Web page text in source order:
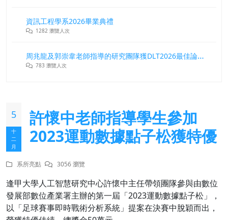
資訊工程學系2026畢業典禮
1282 瀏覽人次
周兆龍及郭崇韋老師指導的研究團隊獲DLT2026最佳論文獎
783 瀏覽人次
5
十
二
月
許懷中老師指導學生參加
2023運動數據點子松獲特優
系所亮點 3056 瀏覽
逢甲大學人工智慧研究中心許懷中主任帶領團隊參與由數位
發展部數位產業署主辦的第一屆「2023運動數據點子松」，
以「足球賽事即時戰術分析系統」提案在決賽中脫穎而出，